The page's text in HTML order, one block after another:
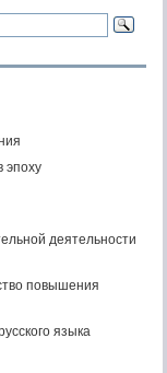
эпоху
деятельности
повышения
языка